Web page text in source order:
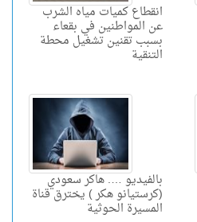
انقطاع كميات مياه الشرب
عن المواطنين في بقعاء
بسبب تقنين تشغيل محطة
التنقية
بالفيديو …. هاكر سعودي
(كرستيانو هكر ) يخترق قناة
المسيرة الحوثية